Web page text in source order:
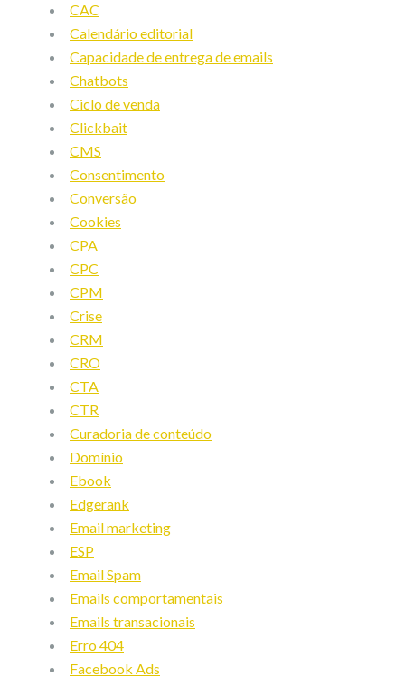
CAC
Calendário editorial
Capacidade de entrega de emails
Chatbots
Ciclo de venda
Clickbait
CMS
Consentimento
Conversão
Cookies
CPA
CPC
CPM
Crise
CRM
CRO
CTA
CTR
Curadoria de conteúdo
Domínio
Ebook
Edgerank
Email marketing
ESP
Email Spam
Emails comportamentais
Emails transacionais
Erro 404
Facebook Ads